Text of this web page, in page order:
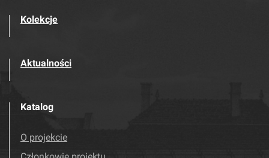
Kolekcje
Aktualności
Katalog
O projekcie